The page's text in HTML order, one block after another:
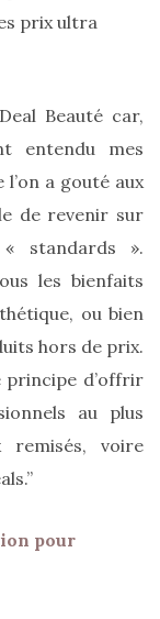
prix ultra
Beauté car,
entendu mes
l’on a gouté aux
de revenir sur
standards ».
les bienfaits
ou bien
hors de prix.
principe d’offrir
au plus
voire
pour